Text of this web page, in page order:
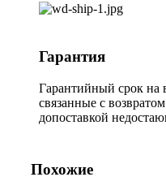
Гарантия
Гарантийный срок на
связанные с
допоставкой
Похожие